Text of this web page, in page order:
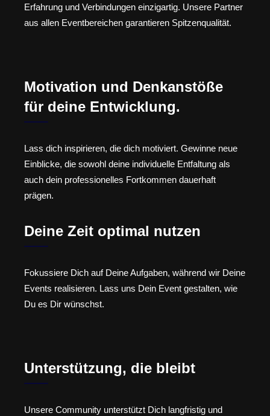
Erfahrung und Verbindungen einzigartig. Unsere Partner
aus allen Eventbereichen garantieren Spitzenqualität.
Motivation und Denkanstöße
für deine Entwicklung.
Lass dich inspirieren, die dich motiviert. Gewinne neue
Einblicke, die sowohl deine individuelle Entfaltung als
auch dein professionelles Fortkommen dauerhaft
prägen.
Deine Zeit optimal nutzen
Fokussiere Dich auf Deine Aufgaben, während wir Deine
Events realisieren. Lass uns Dein Event gestalten, wie
Du es Dir wünschst.
Unterstützung, die bleibt
Unsere Community unterstützt Dich langfristig und